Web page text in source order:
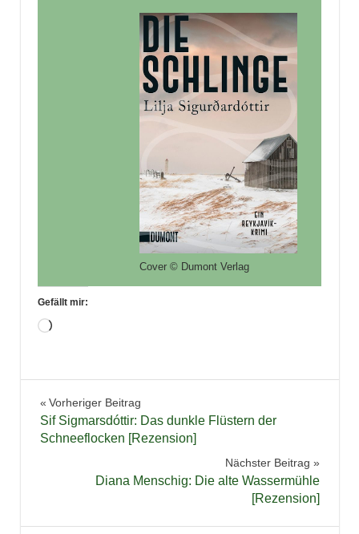
Cover © Dumont Verlag
Gefällt mir:
Wird
Bücher
Krimi
Spannung
Beitragsnavigation
Vorheriger Beitrag
Sif Sigmarsdóttir: Das dunkle Flüstern der
Schneeflocken [Rezension]
Nächster Beitrag
Diana Menschig: Die alte Wassermühle
[Rezension]